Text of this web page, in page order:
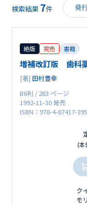
検索結果 7件
絶版 完売 書籍
増補改訂版 歯科
[著] 田村豊幸
B6判 / 283 ページ
1992-11-30 発売
ISBN：978-4-87417-
(本
ク
モ